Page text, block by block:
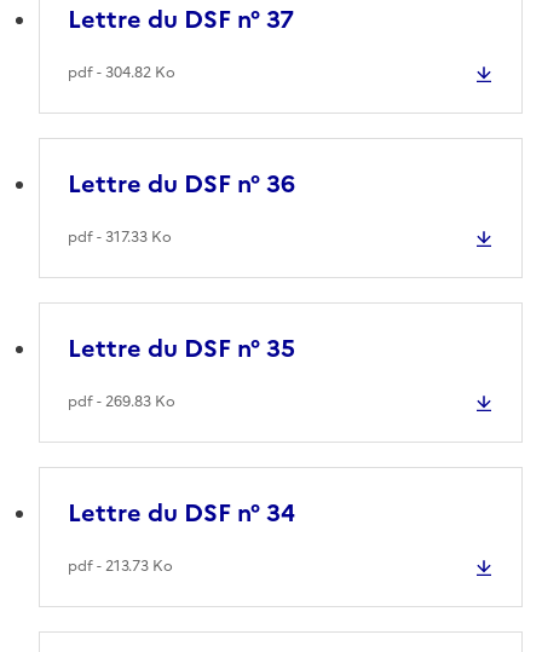
Lettre du DSF n° 37
pdf - 304.82 Ko
Lettre du DSF n° 36
pdf - 317.33 Ko
Lettre du DSF n° 35
pdf - 269.83 Ko
Lettre du DSF n° 34
pdf - 213.73 Ko